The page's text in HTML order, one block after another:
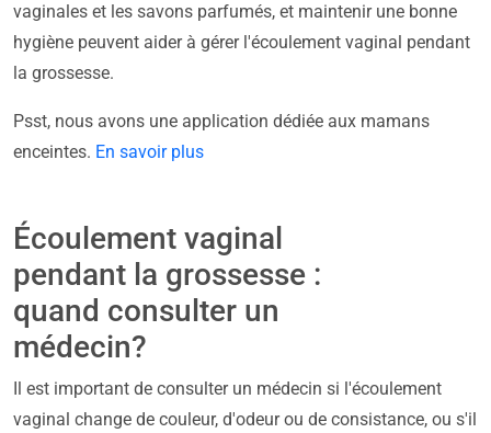
vaginales et les savons parfumés, et maintenir une bonne
hygiène peuvent aider à gérer l'écoulement vaginal pendant
la grossesse.
Psst, nous avons une application dédiée aux mamans
enceintes. En savoir plus
Écoulement vaginal
pendant la grossesse :
quand consulter un
médecin?
Il est important de consulter un médecin si l'écoulement
vaginal change de couleur, d'odeur ou de consistance, ou s'il